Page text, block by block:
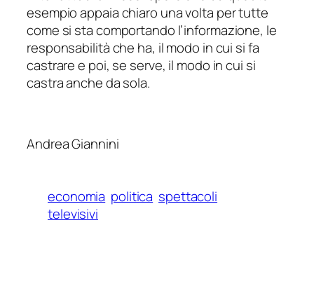
esempio appaia chiaro una volta per tutte
come si sta comportando l’informazione, le
responsabilità che ha, il modo in cui si fa
castrare e poi, se serve, il modo in cui si
castra anche da sola.
Andrea Giannini
economia politica spettacoli
televisivi